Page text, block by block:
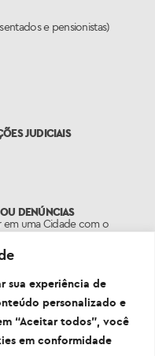
sua experiência de
personalizado e
“Aceitar todos”, você
em conformidade
e pensionistas)
JUDICIAIS
DENÚNCIAS
em uma Cidade com o